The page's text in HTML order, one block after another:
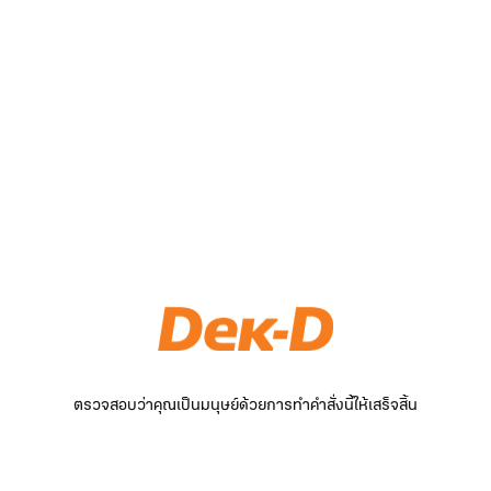
ตรวจสอบว่าคุณเป็นมนุษย์ด้วยการทำคำสั่งนี้ให้เสร็จสิ้น